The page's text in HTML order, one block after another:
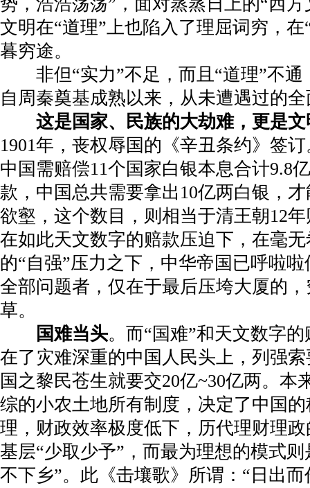
文明在“道理”上也陷入了理屈词穷，
暮穷途。
非但“实力”不足，而且“道理”不通
自周秦奠基成熟以来，从未遭遇过的
这是国家、民族的大劫难，更是
1901年，丧权辱国的《辛丑条约》签
中国需赔偿11个国家白银本息合计9.8
款，中国总共需要拿出 10亿两白银，
欲壑，这个数目，则相当于清王朝12年
在如此天文数字的赔款压迫下，在毫
的“自强”压力之下，中华帝国已呼啦
全部问题者，仅在于最后压垮大厦的
草。
国难当头。而“国难”和天文数字
在了灾难深重的中国人民头上，列强
国之黎民苍生就要交20亿~30亿两。本
综的小农土地所有制度，决定了中国
理，财政效率极度低下，历代理财理
基层“少取少予”，而最为理想的模式则
不下乡”。此《击壤歌》所谓：“日出